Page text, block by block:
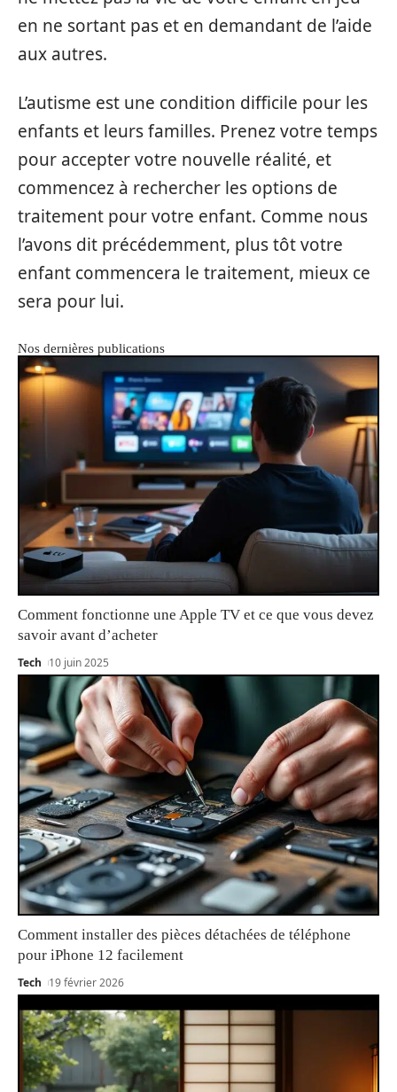
en ne sortant pas et en demandant de l’aide
aux autres.
L’autisme est une condition difficile pour les
enfants et leurs familles. Prenez votre temps
pour accepter votre nouvelle réalité, et
commencez à rechercher les options de
traitement pour votre enfant. Comme nous
l’avons dit précédemment, plus tôt votre
enfant commencera le traitement, mieux ce
sera pour lui.
Nos dernières publications
Comment fonctionne une Apple TV et ce que vous devez
savoir avant d’acheter
Tech 10 juin 2025
Comment installer des pièces détachées de téléphone
pour iPhone 12 facilement
Tech 19 février 2026